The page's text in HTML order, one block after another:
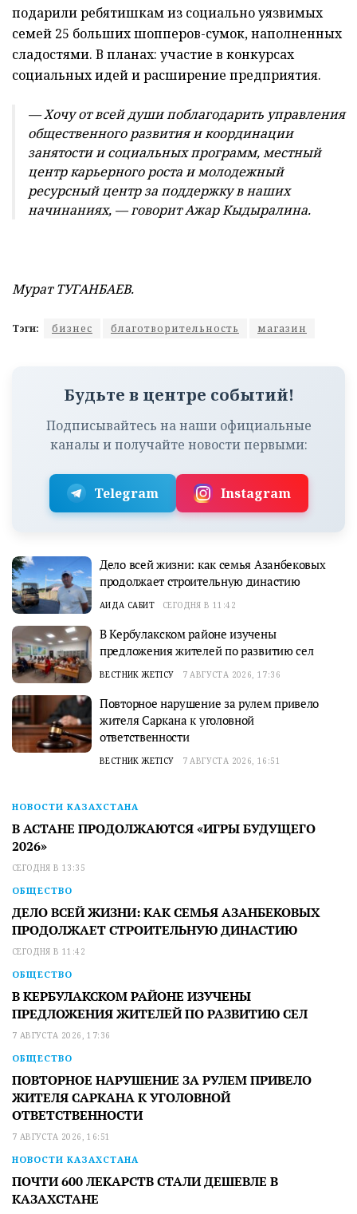
подарили ребятишкам из социально уязвимых
семей 25 больших шопперов-сумок, наполненных
сладостями. В планах: участие в конкурсах
социальных идей и расширение предприятия.
— Хочу от всей души поблагодарить управления
общественного развития и координации
занятости и социальных программ, местный
центр карьерного роста и молодежный
ресурсный центр за поддержку в наших
начинаниях, — говорит Ажар Кыдыралина.
Мурат ТУГАНБАЕВ.
Тэги: бизнес благотворительность магазин
Будьте в центре событий!
Подписывайтесь на наши официальные
каналы и получайте новости первыми:
Telegram Instagram
Дело всей жизни: как семья Азанбековых
продолжает строительную династию
АИДА САБИТ СЕГОДНЯ В 11:42
В Кербулакском районе изучены
предложения жителей по развитию сел
ВЕСТНИК ЖЕТІСУ 7 АВГУСТА 2026, 17:36
Повторное нарушение за рулем привело
жителя Саркана к уголовной
ответственности
ВЕСТНИК ЖЕТІСУ 7 АВГУСТА 2026, 16:51
НОВОСТИ КАЗАХСТАНА
В АСТАНЕ ПРОДОЛЖАЮТСЯ «ИГРЫ БУДУЩЕГО
2026»
СЕГОДНЯ В 13:35
ОБЩЕСТВО
ДЕЛО ВСЕЙ ЖИЗНИ: КАК СЕМЬЯ АЗАНБЕКОВЫХ
ПРОДОЛЖАЕТ СТРОИТЕЛЬНУЮ ДИНАСТИЮ
СЕГОДНЯ В 11:42
ОБЩЕСТВО
В КЕРБУЛАКСКОМ РАЙОНЕ ИЗУЧЕНЫ
ПРЕДЛОЖЕНИЯ ЖИТЕЛЕЙ ПО РАЗВИТИЮ СЕЛ
7 АВГУСТА 2026, 17:36
ОБЩЕСТВО
ПОВТОРНОЕ НАРУШЕНИЕ ЗА РУЛЕМ ПРИВЕЛО
ЖИТЕЛЯ САРКАНА К УГОЛОВНОЙ
ОТВЕТСТВЕННОСТИ
7 АВГУСТА 2026, 16:51
НОВОСТИ КАЗАХСТАНА
ПОЧТИ 600 ЛЕКАРСТВ СТАЛИ ДЕШЕВЛЕ В
КАЗАХСТАНЕ